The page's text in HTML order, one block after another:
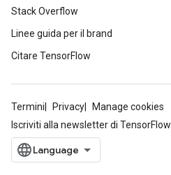
Stack Overflow
Linee guida per il brand
Citare TensorFlow
Termini Privacy
Manage cookies
Iscriviti alla newsletter di TensorFlow